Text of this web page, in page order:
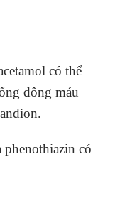
có thể
đông máu
có